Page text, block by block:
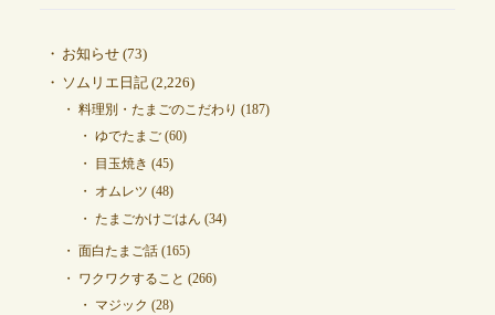
お知らせ(73)
ソムリエ日記(2,226)
料理別・たまごのこだわり (187)
ゆでたまご(60)
目玉焼き (45)
オムレツ (48)
たまごかけごはん (34)
面白たまご話(165)
ワクワクすること (266)
マジック (28)